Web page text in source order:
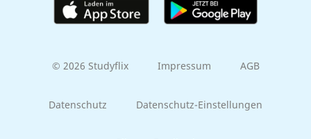
© 2026 Studyflix Impressum AGB
Datenschutz Datenschutz-Einstellungen